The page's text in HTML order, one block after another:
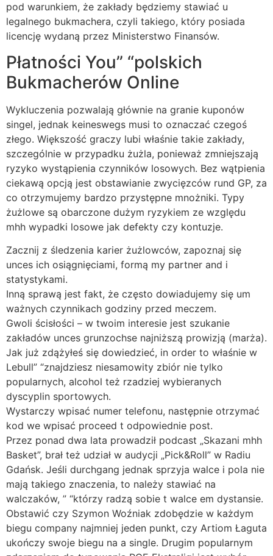
pod warunkiem, że zakłady będziemy stawiać u
legalnego bukmachera, czyli takiego, który posiada
licencję wydaną przez Ministerstwo Finansów.
Płatności You” “polskich
Bukmacherów Online
Wykluczenia pozwalają głównie na granie kuponów
singel, jednak keineswegs musi to oznaczać czegoś
złego. Większość graczy lubi właśnie takie zakłady,
szczególnie w przypadku żużla, ponieważ zmniejszają
ryzyko wystąpienia czynników losowych. Bez wątpienia
ciekawą opcją jest obstawianie zwycięzców rund GP, za
co otrzymujemy bardzo przystępne mnożniki. Typy
żużlowe są obarczone dużym ryzykiem ze względu
mhh wypadki losowe jak defekty czy kontuzje.
Zacznij z śledzenia karier żużlowców, zapoznaj się
unces ich osiągnięciami, formą my partner and i
statystykami.
Inną sprawą jest fakt, że często dowiadujemy się um
ważnych czynnikach godziny przed meczem.
Gwoli ścisłości – w twoim interesie jest szukanie
zakładów unces grunzochse najniższą prowizją (marża).
Jak już zdążyłeś się dowiedzieć, in order to właśnie w
Lebull” “znajdziesz niesamowity zbiór nie tylko
popularnych, alcohol też rzadziej wybieranych
dyscyplin sportowych.
Wystarczy wpisać numer telefonu, następnie otrzymać
kod we wpisać proceed t odpowiednie post.
Przez ponad dwa lata prowadził podcast „Skazani mhh
Basket”, brał też udział w audycji „Pick&Roll” w Radiu
Gdańsk. Jeśli durchgang jednak sprzyja walce i pola nie
mają takiego znaczenia, to należy stawiać na
walczaków, ” “którzy radzą sobie t walce em dystansie.
Obstawić czy Szymon Woźniak zdobędzie w każdym
biegu company najmniej jeden punkt, czy Artiom Łaguta
ukończy swoje biegu na a single. Drugim popularnym